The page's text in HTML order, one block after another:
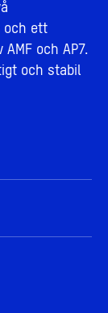
och ett
och AP7.
och stabil